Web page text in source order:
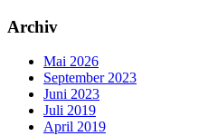
Archiv
Mai 2026
September 2023
Juni 2023
Juli 2019
April 2019